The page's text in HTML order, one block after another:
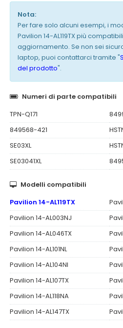
Nota:
Per fare solo alcuni esempi, i
Pavilion 14-AL119TX più
aggiornamento. Se non sei
laptop, puoi contattarci tramite "
del prodotto".
Numeri di parte compatibili
TPN-Q171
849568-421
SE03XL
SE03041XL
Modelli compatibili
Pavilion 14-AL119TX
Pavilion 14-AL003NJ
Pavilion 14-AL046TX
Pavilion 14-AL101NL
Pavilion 14-AL104NI
Pavilion 14-AL107TX
Pavilion 14-AL118NA
Pavilion 14-AL147TX